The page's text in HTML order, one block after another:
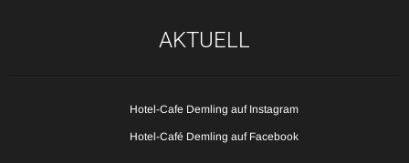
AKTUELL
Hotel-Cafe Demling auf Instagram
Hotel-Café Demling auf Facebook